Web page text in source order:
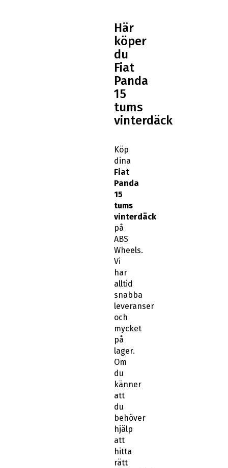
Här
köper
du
Fiat
Panda
15
tums
vinterdäck
Köp
dina
Fiat
Panda
15
tums
vinterdäck
på
ABS
Wheels.
Vi
har
alltid
snabba
leveranser
och
mycket
på
lager.
Om
du
känner
att
du
behöver
hjälp
att
hitta
rätt